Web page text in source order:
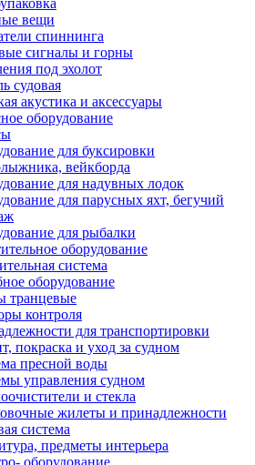
вещи
спиннинга
сигналы и горны
под эхолот
судовая
акустика и аксессуары
оборудование
для буксировки
вейкборда
для надувных лодок
для парусных яхт, бегучий
для рыбалки
оборудование
система
оборудование
транцевые
контроля
для транспортировки
покраска и уход за судном
пресной воды
управления судном
и стекла
жилеты и принадлежности
система
предметы интерьера
оборудование